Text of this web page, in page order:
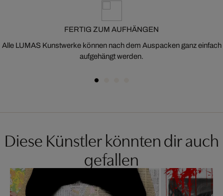
FERTIG ZUM AUFHÄNGEN
Alle LUMAS Kunstwerke können nach dem Auspacken ganz einfach
aufgehängt werden.
Diese Künstler könnten dir auch
gefallen